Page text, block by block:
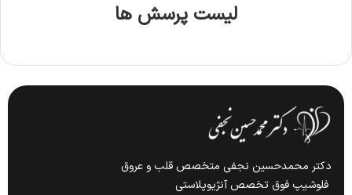
لیست پرسش ها
دکتر محمدحسین نجفی متخصص قلب و عروق
فلوشیپ فوق تخصص آنژیوپلاستی